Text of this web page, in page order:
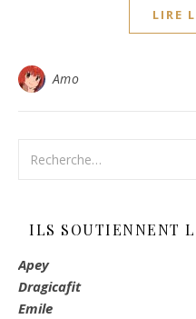
LIRE
Amo
ILS SOUTIENNENT
Apey
Dragicafit
Emile